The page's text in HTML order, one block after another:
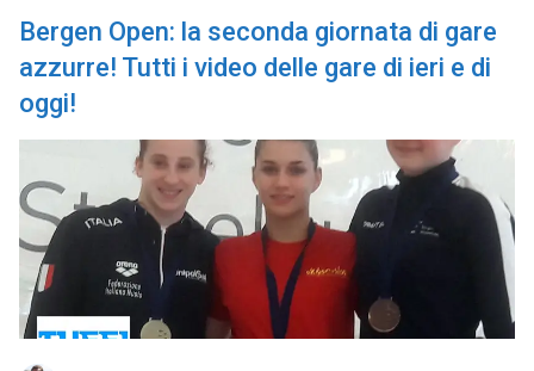
Bergen Open: la seconda giornata di gare
azzurre! Tutti i video delle gare di ieri e di
oggi!